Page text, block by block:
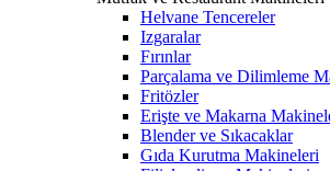
Helvane Tencereler
Izgaralar
Fırınlar
Parçalama ve Dilimleme
Fritözler
Erişte ve Makarna
Blender ve Sıkacaklar
Gıda Kurutma Makineleri